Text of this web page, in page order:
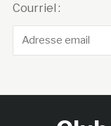
Courriel :